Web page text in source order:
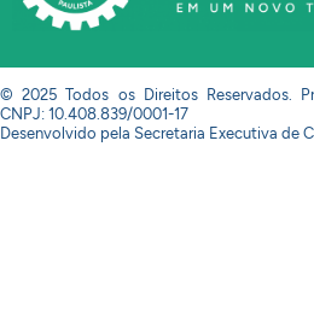
© 2025 Todos os Direitos Reservados.
CNPJ: 10.408.839/0001-17
Desenvolvido pela Secretaria Executiva de